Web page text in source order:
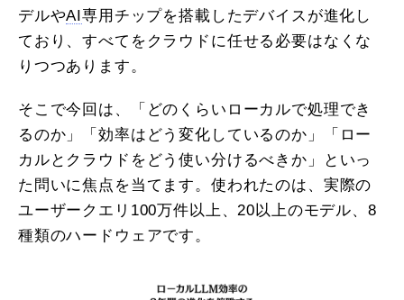
デルやAI専用チップを搭載したデバイスが進化し
ており、すべてをクラウドに任せる必要はなくな
りつつあります。
そこで今回は、「どのくらいローカルで処理でき
るのか」「効率はどう変化しているのか」「ロー
カルとクラウドをどう使い分けるべきか」といっ
た問いに焦点を当てます。使われたのは、実際の
ユーザークエリ100万件以上、20以上のモデル、8
種類のハードウェアです。